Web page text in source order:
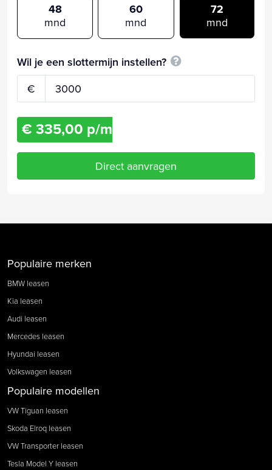
48
mnd
60
mnd
72
mnd
Wil je een slottermijn instellen?
€
€ 335,00 p/m
Direct aanvragen
Populaire merken
BMW leasen
Kia leasen
Audi leasen
Mercedes leasen
Hyundai leasen
Volkswagen leasen
Populaire modellen
VW Tiguan leasen
Skoda Elroq leasen
VW Transporter leasen
Tesla Model Y leasen